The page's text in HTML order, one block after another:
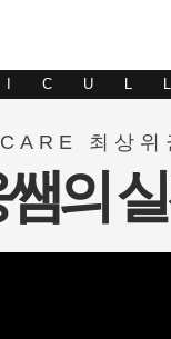
최상위
의